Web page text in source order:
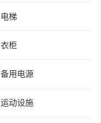
电梯
衣柜
备用电源
运动设施